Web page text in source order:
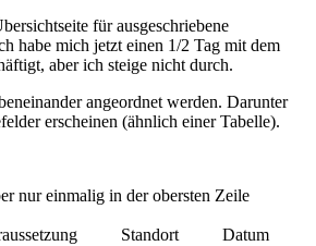
für ausgeschriebene
habe mich jetzt einen 1/2 Tag mit dem
aber ich steige nicht durch.
angeordnet werden. Darunter
erscheinen (ähnlich einer Tabelle).
nur einmalig in der obersten Zeile
Standort Datum